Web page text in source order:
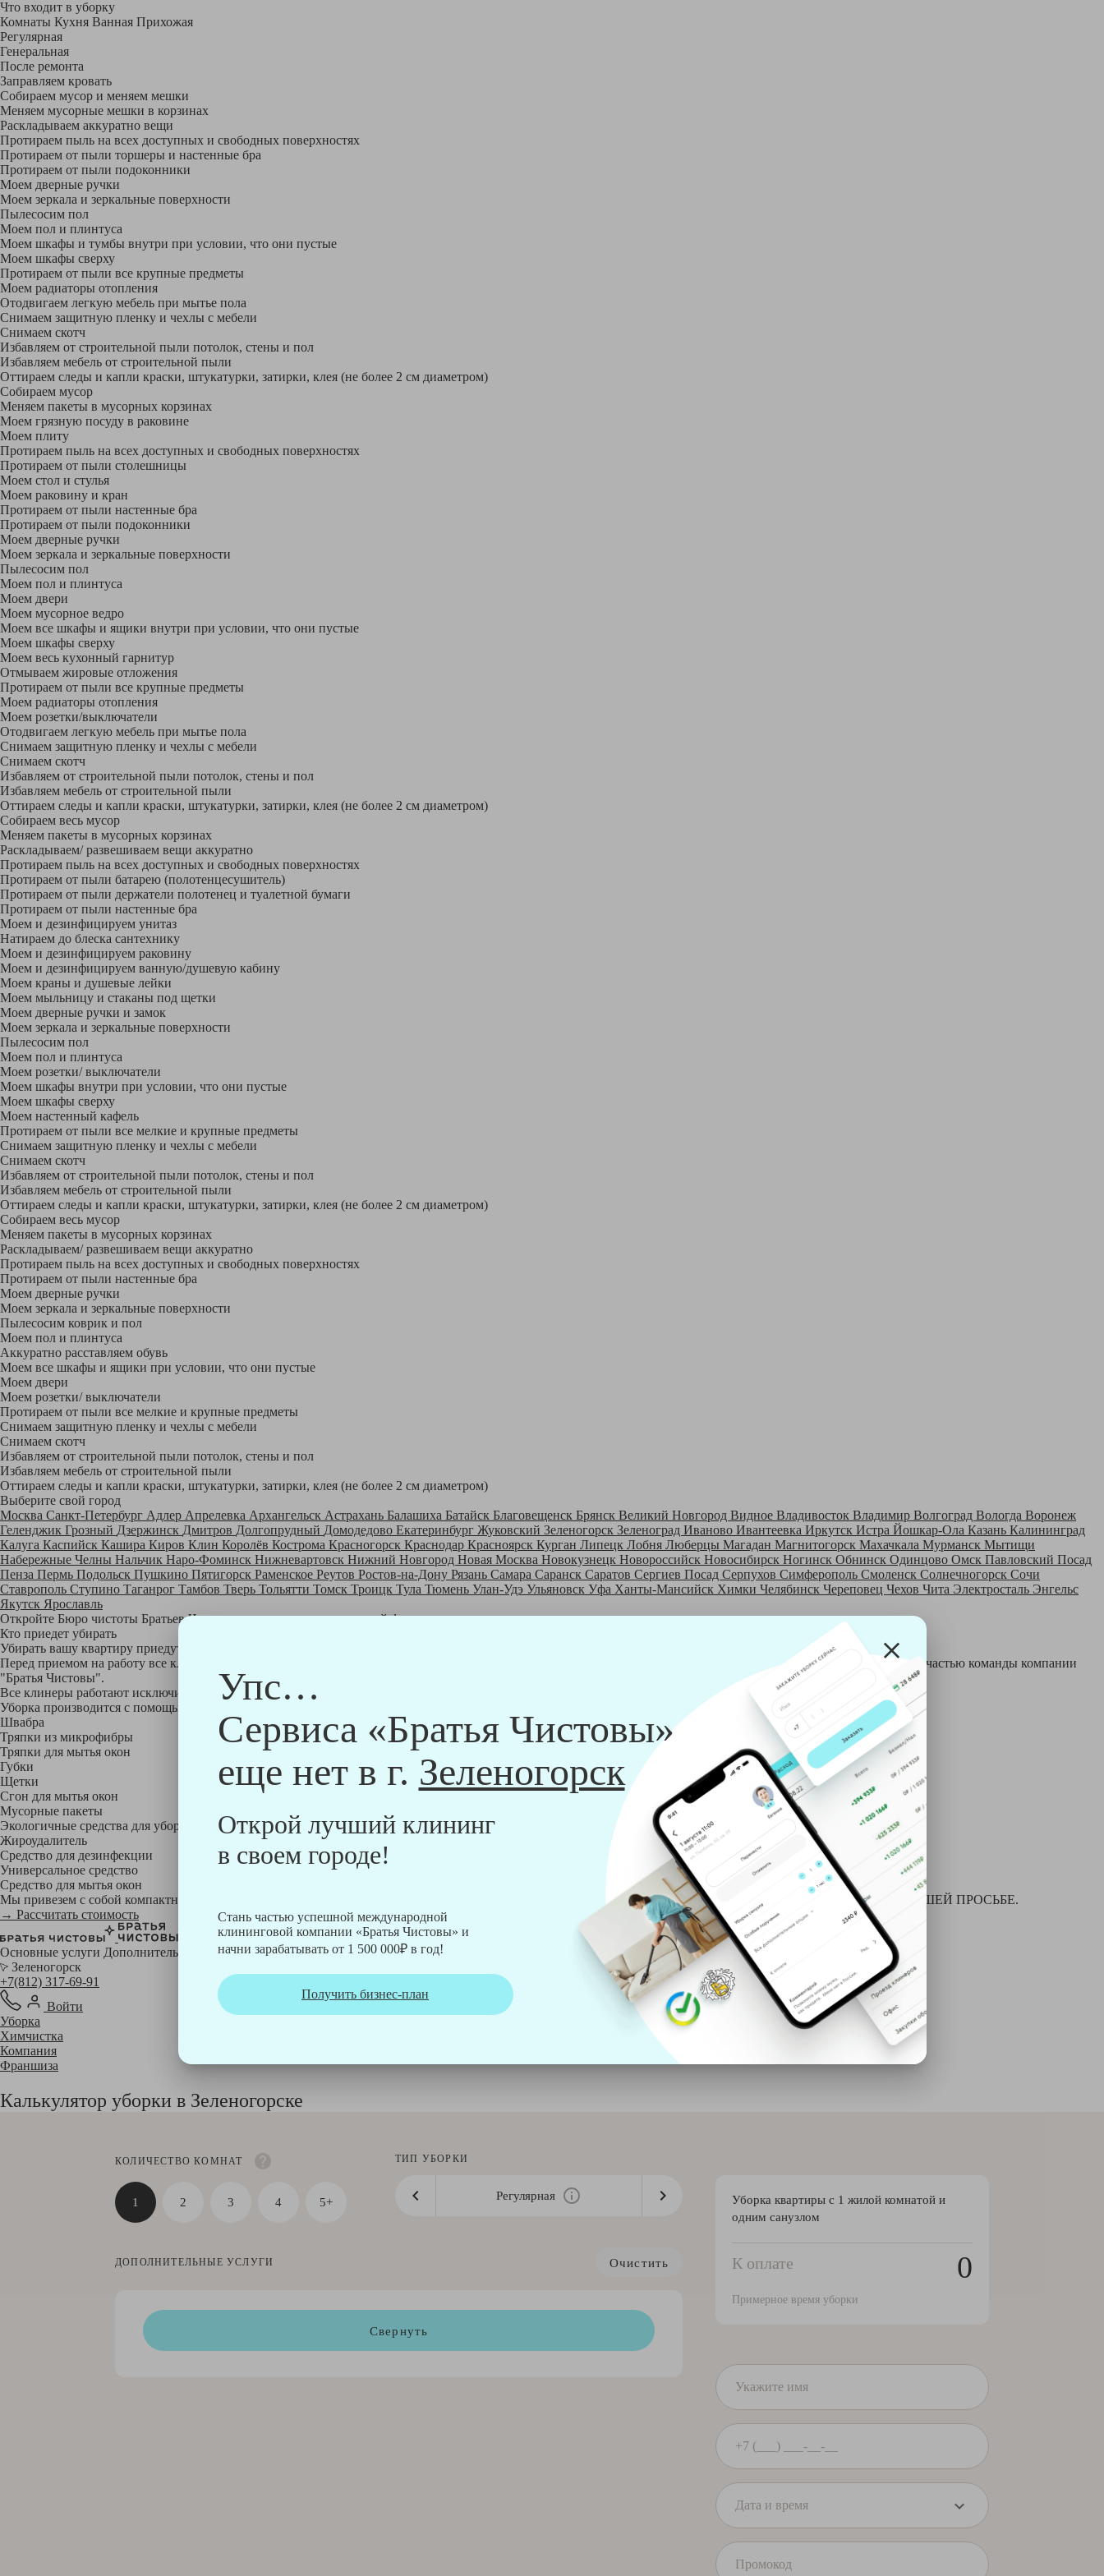
Упс…
Сервиса «Братья Чистовы»
еще нет в г. Зеленогорск
Открой лучший клининг
в своем городе!
Стань частью успешной международной
клининговой компании «Братья Чистовы» и
начни зарабатывать от 1 500 000₽ в год!
Получить бизнес-план
Что входит в уборку
Регу­лярная
Гене­ральная
После ремонта
Заправляем кровать
Собираем мусор и меняем мешки
Меняем мусорные мешки в корзинах
Раскладываем аккуратно вещи
Протираем пыль на всех доступных и свободных поверхностях
Протираем от пыли торшеры и настенные бра
Протираем от пыли подоконники
Моем дверные ручки
Моем зеркала и зеркальные поверхности
Пылесосим пол
Моем пол и плинтуса
Моем шкафы и тумбы внутри при условии, что они пустые
Моем шкафы сверху
Протираем от пыли все крупные предметы
Моем радиаторы отопления
Отодвигаем легкую мебель при мытье пола
Снимаем защитную пленку и чехлы с мебели
Снимаем скотч
Избавляем от строительной пыли потолок, стены и пол
Избавляем мебель от строительной пыли
Оттираем следы и капли краски, штукатурки, затирки, клея (не более 2 см диаметром)
Собираем мусор
Меняем пакеты в мусорных корзинах
Моем грязную посуду в раковине
Моем плиту
Протираем пыль на всех доступных и свободных поверхностях
Протираем от пыли столешницы
Моем стол и стулья
Моем раковину и кран
Протираем от пыли настенные бра
Протираем от пыли подоконники
Моем дверные ручки
Моем зеркала и зеркальные поверхности
Пылесосим пол
Моем пол и плинтуса
Моем двери
Моем мусорное ведро
Моем все шкафы и ящики внутри при условии, что они пустые
Моем шкафы сверху
Моем весь кухонный гарнитур
Отмываем жировые отложения
Протираем от пыли все крупные предметы
Моем радиаторы отопления
Моем розетки/выключатели
Отодвигаем легкую мебель при мытье пола
Снимаем защитную пленку и чехлы с мебели
Снимаем скотч
Избавляем от строительной пыли потолок, стены и пол
Избавляем мебель от строительной пыли
Оттираем следы и капли краски, штукатурки, затирки, клея (не более 2 см диаметром)
Собираем весь мусор
Меняем пакеты в мусорных корзинах
Раскладываем/ развешиваем вещи аккуратно
Протираем пыль на всех доступных и свободных поверхностях
Протираем от пыли батарею (полотенцесушитель)
Протираем от пыли держатели полотенец и туалетной бумаги
Протираем от пыли настенные бра
Моем и дезинфицируем унитаз
Натираем до блеска сантехнику
Моем и дезинфицируем раковину
Моем и дезинфицируем ванную/душевую кабину
Моем краны и душевые лейки
Моем мыльницу и стаканы под щетки
Моем дверные ручки и замок
Моем зеркала и зеркальные поверхности
Пылесосим пол
Моем пол и плинтуса
Моем розетки/ выключатели
Моем шкафы внутри при условии, что они пустые
Моем шкафы сверху
Моем настенный кафель
Протираем от пыли все мелкие и крупные предметы
Снимаем защитную пленку и чехлы с мебели
Снимаем скотч
Избавляем от строительной пыли потолок, стены и пол
Избавляем мебель от строительной пыли
Оттираем следы и капли краски, штукатурки, затирки, клея (не более 2 см диаметром)
Собираем весь мусор
Меняем пакеты в мусорных корзинах
Раскладываем/ развешиваем вещи аккуратно
Протираем пыль на всех доступных и свободных поверхностях
Протираем от пыли настенные бра
Моем дверные ручки
Моем зеркала и зеркальные поверхности
Пылесосим коврик и пол
Моем пол и плинтуса
Аккуратно расставляем обувь
Моем все шкафы и ящики при условии, что они пустые
Моем двери
Моем розетки/ выключатели
Протираем от пыли все мелкие и крупные предметы
Снимаем защитную пленку и чехлы с мебели
Снимаем скотч
Избавляем от строительной пыли потолок, стены и пол
Избавляем мебель от строительной пыли
Оттираем следы и капли краски, штукатурки, затирки, клея (не более 2 см диаметром)
Выберите свой город
Москва Санкт-Петербург Адлер Апрелевка Архангельск Астрахань Балашиха Батайск Благовещенск Брянск Великий Новгород Видное Владивосток Владимир Волгоград Вологда Воронеж
Геленджик Грозный Дзержинск Дмитров Долгопрудный Домодедово Екатеринбург Жуковский Зеленогорск Зеленоград Иваново Ивантеевка Иркутск Истра Йошкар-Ола Казань Калининград
Калуга Каспийск Кашира Киров Клин Королёв Кострома Красногорск Краснодар Красноярск Курган Липецк Лобня Люберцы Магадан Магнитогорск Махачкала Мурманск Мытищи
Набережные Челны Нальчик Наро-Фоминск Нижневартовск Нижний Новгород Новая Москва Новокузнецк Новороссийск Новосибирск Ногинск Обнинск Одинцово Омск Павловский Посад
Пенза Пермь Подольск Пушкино Пятигорск Раменское Реутов Ростов-на-Дону Рязань Самара Саранск Саратов Сергиев Посад Серпухов Симферополь Смоленск Солнечногорск Сочи
Ставрополь Ступино Таганрог Тамбов Тверь Тольятти Томск Троицк Тула Тюмень Улан-Удэ Ульяновск Уфа Ханты-Мансийск Химки Челябинск Череповец Чехов Чита Электросталь Энгельс
Якутск Ярославль
Откройте Бюро чистоты Братьев Чистовых в своем городе понашей франшизе
Кто приедет убирать
Убирать вашу квартиру приедут профессионально обученные клинеры - русские девушки, в возрасте от 24 до 40 лет.
Перед приемом на работу все клинеры проходят аттестацию в нашем обучающем центре, а также проверку в службе безопасности и только после этого становятся частью команды компании
"Братья Чистовы".
Все клинеры работают исключительно в форме с логотипом компании "Братья Чистовы".
Уборка производится с помощью профессиональных технических и химический средств, которые наши клинеры привозят с собой:
Швабра
Тряпки из микрофибры
Тряпки для мытья окон
Губки
Щетки
Сгон для мытья окон
Мусорные пакеты
Экологичные средства для уборки немецкой марки Kiehl:
Жироудалитель
Средство для дезинфекции
Универсальное средство
Средство для мытья окон
Мы привезем с собой компактный профессиональный пылесос фирмы Soteco, а также утюг, ведро, парогенератор, аппарат для химчистки и многое другое ПО ВАШЕЙ ПРОСЬБЕ.
→ Рассчитать стоимость
Основные услуги Дополнительные
Зеленогорск
+7(812) 317-69-91
Войти
Уборка
Химчистка
Компания
Франшиза
Калькулятор уборки в Зеленогорске
КОЛИЧЕСТВО КОМНАТ
1 2 3 4 5+
ТИП УБОРКИ
Регулярная
ДОПОЛНИТЕЛЬНЫЕ УСЛУГИ Очистить
Свернуть
Уборка квартиры с 1 жилой комнатой и
одним санузлом
К оплате 0
Примерное время уборки